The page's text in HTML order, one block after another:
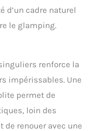
d’un cadre naturel
le glamping.
renforce la
impérissables. Une
permet de
loin des
renouer avec une